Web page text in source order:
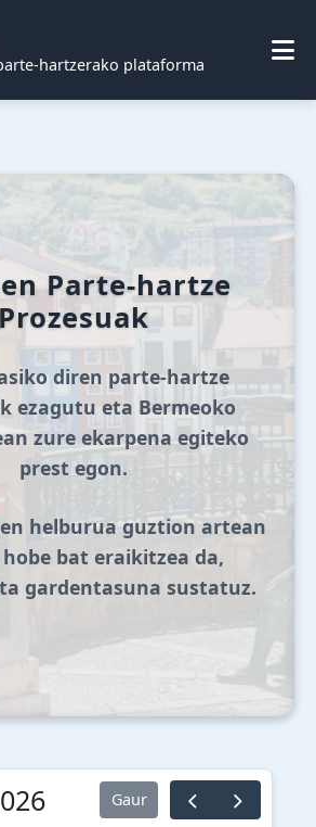
hartzerako plataforma
Parte-hartze
Prozesuak
diren parte-hartze
ezagutu eta Bermeoko
zure ekarpena egiteko
prest egon.
helburua guztion artean
hobe bat eraikitzea da,
gardentasuna sustatuz.
Gaur